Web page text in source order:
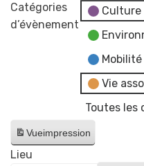
Catégories
d’évènement
Culture
Mobilité
Vie
Toutes les
Vueimpression
Lieu